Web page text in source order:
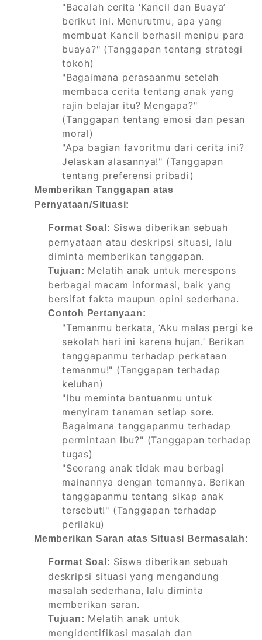
"Bacalah cerita ‘Kancil dan Buaya’
berikut ini. Menurutmu, apa yang
membuat Kancil berhasil menipu para
buaya?" (Tanggapan tentang strategi
tokoh)
"Bagaimana perasaanmu setelah
membaca cerita tentang anak yang
rajin belajar itu? Mengapa?"
(Tanggapan tentang emosi dan pesan
moral)
"Apa bagian favoritmu dari cerita ini?
Jelaskan alasannya!" (Tanggapan
tentang preferensi pribadi)
Memberikan Tanggapan atas
Pernyataan/Situasi:
Format Soal: Siswa diberikan sebuah
pernyataan atau deskripsi situasi, lalu
diminta memberikan tanggapan.
Tujuan: Melatih anak untuk merespons
berbagai macam informasi, baik yang
bersifat fakta maupun opini sederhana.
Contoh Pertanyaan:
"Temanmu berkata, ‘Aku malas pergi ke
sekolah hari ini karena hujan.’ Berikan
tanggapanmu terhadap perkataan
temanmu!" (Tanggapan terhadap
keluhan)
"Ibu meminta bantuanmu untuk
menyiram tanaman setiap sore.
Bagaimana tanggapanmu terhadap
permintaan Ibu?" (Tanggapan terhadap
tugas)
"Seorang anak tidak mau berbagi
mainannya dengan temannya. Berikan
tanggapanmu tentang sikap anak
tersebut!" (Tanggapan terhadap
perilaku)
Memberikan Saran atas Situasi Bermasalah:
Format Soal: Siswa diberikan sebuah
deskripsi situasi yang mengandung
masalah sederhana, lalu diminta
memberikan saran.
Tujuan: Melatih anak untuk
mengidentifikasi masalah dan